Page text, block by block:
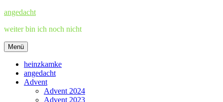
Zum
springen
angedacht
weiter bin ich noch nicht
Menü
heinzkamke
angedacht
Advent
Advent 2024
Advent 2023